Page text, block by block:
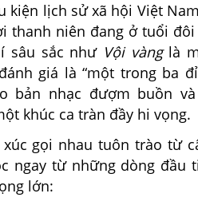
kiện lịch sử xã hội Việt
thanh niên đang ở tuổi
sâu sắc như Vội vànglà
giá là “một trong ba
bản nhạc đượm buồn
khúc ca tràn đầy hi vọng.
gọi nhau tuôn trào từ
ngay từ những dòng đầu
lớn: